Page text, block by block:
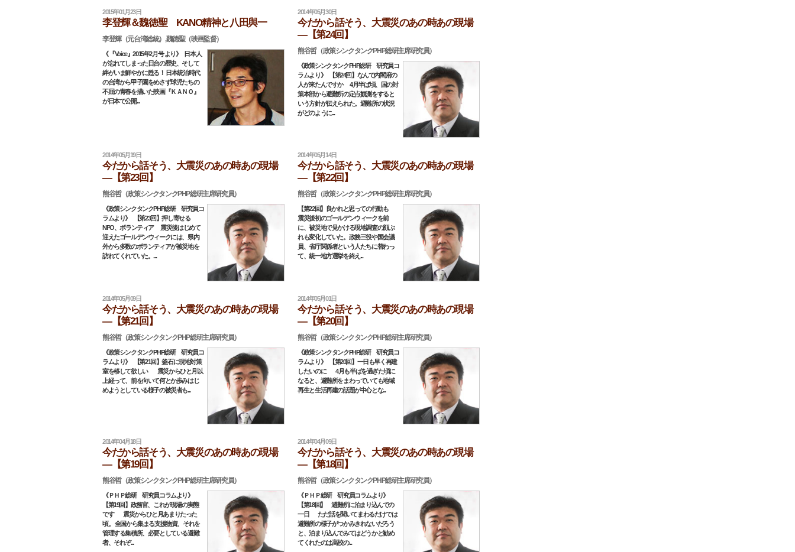
2015年01月23日
李登輝＆魏徳聖 KANO精神と八田與一
李登輝（元台湾総統）,魏徳聖（映画監督）
《 『Voice』2015年2月号 より》 日本人
が忘れてしまった日台の歴史、そして
絆がいま鮮やかに甦る！ 日本統治時代
の台湾から甲子園をめさず球児たちの
不屈の青春を描いた映画『ＫＡＮＯ』
が日本で公開...
2014年05月30日
今だから話そう、大震災のあの時あの現場
―【第24回】
熊谷哲（政策シンクタンクPHP総研主席研究員）
《政策シンクタンクPHP総研 研究員コ
ラムより》 【第24回】なんで内閣府の
人が来たんですか 4月半ば頃、国の対
策本部から避難所の定点観測をすると
いう方針が伝えられた。避難所の状況
がどのように...
2014年05月19日
今だから話そう、大震災のあの時あの現場
―【第23回】
熊谷哲（政策シンクタンクPHP総研主席研究員）
《政策シンクタンクPHP総研 研究員コ
ラムより》 【第23回】押し寄せる
NPO、ボランティア 震災後はじめて
迎えたゴールデンウィークには、県内
外から多数のボランティアが被災地を
訪れてくれていた。...
2014年05月14日
今だから話そう、大震災のあの時あの現場
―【第22回】
熊谷哲（政策シンクタンクPHP総研主席研究員）
【第22回】良かれと思っての行動も
震災後初のゴールデンウィークを前
に、被災地で見かける現地調査の顔ぶ
れも変化していた。政務三役や国会議
員、省庁関係者という人たちに替わっ
て、統一地方選挙を終え...
2014年05月09日
今だから話そう、大震災のあの時あの現場
―【第21回】
熊谷哲（政策シンクタンクPHP総研主席研究員）
《政策シンクタンクPHP総研 研究員コ
ラムより》 【第21回】釜石に現地対策
室を移して欲しい 震災からひと月以
上経って、前を向いて何とか歩みはじ
めようとしている様子の被災者も...
2014年05月01日
今だから話そう、大震災のあの時あの現場
―【第20回】
熊谷哲（政策シンクタンクPHP総研主席研究員）
《政策シンクタンクPHP総研 研究員コ
ラムより》 【第20回】一日も早く再建
したいのに 4月も半ばを過ぎた頃に
なると、避難所をまわっていても地域
再生と生活再建の話題が中心とな...
2014年04月18日
今だから話そう、大震災のあの時あの現場
―【第19回】
熊谷哲（政策シンクタンクPHP総研主席研究員）
《ＰＨＰ総研 研究員コラムより》
【第19回】政務官、これが現場の実態
です 震災からひと月あまりたった
頃。 全国から集まる支援物資、それを
管理する集積所、必要としている避難
者、それぞ...
2014年04月09日
今だから話そう、大震災のあの時あの現場
―【第18回】
熊谷哲（政策シンクタンクPHP総研主席研究員）
《ＰＨＰ総研 研究員コラムより》
【第18回】 避難所に泊まり込んでの
一日 ただ話を聞いてまわるだけでは
避難所の様子がつかみきれないだろう
と、泊まり込んでみてはどうかと勧め
てくれたのは高校の...